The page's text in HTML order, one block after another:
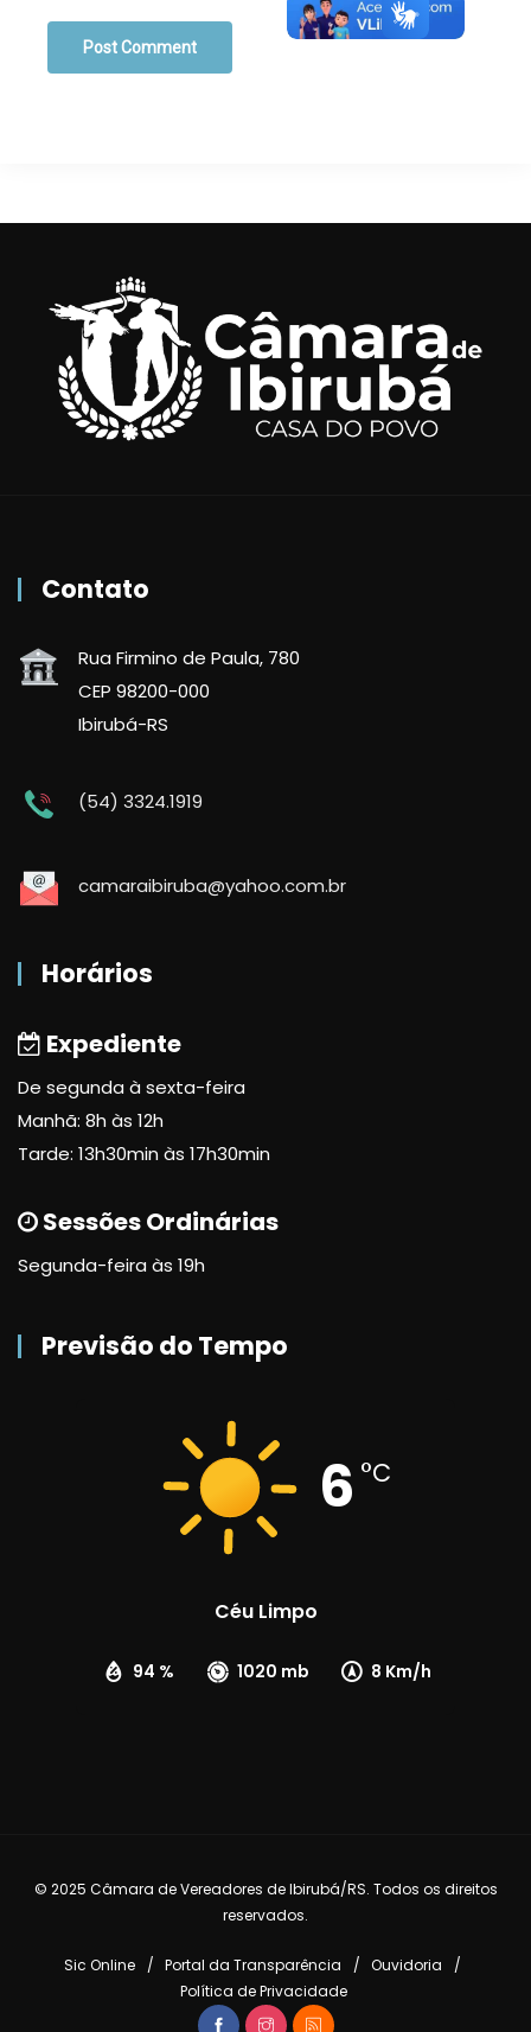
Contato
Rua Firmino de Paula, 780
CEP 98200-000
Ibirubá-RS
(54) 3324.1919
camaraibiruba@yahoo.com.br
Horários
Expediente
De segunda à sexta-feira
Manhã: 8h às 12h
Tarde: 13h30min às 17h30min
Sessões Ordinárias
Segunda-feira às 19h
Previsão do Tempo
6 °C
Céu Limpo
94 % 1020 mb 8 Km/h
© 2025 Câmara de Vereadores de Ibirubá/RS. Todos os direitos
reservados.
Sic Online Portal da Transparência
Ouvidoria
Política de Privacidade